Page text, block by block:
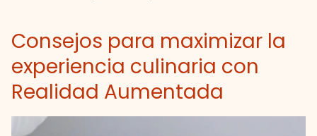
Consejos para maximizar la
experiencia culinaria con
Realidad Aumentada